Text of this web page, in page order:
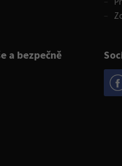
a bezpečně